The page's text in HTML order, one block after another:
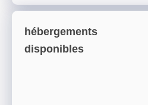
hébergements
disponibles